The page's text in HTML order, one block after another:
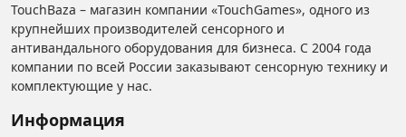
TouchBaza – магазин компании «TouchGames», одного из
крупнейших производителей сенсорного и
антивандального оборудования для бизнеса. С 2004 года
компании по всей России заказывают сенсорную технику и
комплектующие у нас.
Информация